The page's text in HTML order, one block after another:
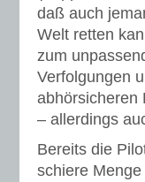
daß auch
Welt retten
zum
Verfolgungen
abhörsicheren
– allerdings
Bereits die
schiere